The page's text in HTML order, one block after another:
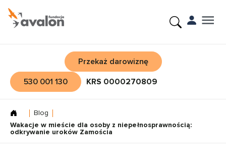
Przekaż darowiznę
530 001 130
KRS 0000270809
Blog
Wakacje w mieście dla osoby z niepełnosprawnością:
odkrywanie uroków Zamościa